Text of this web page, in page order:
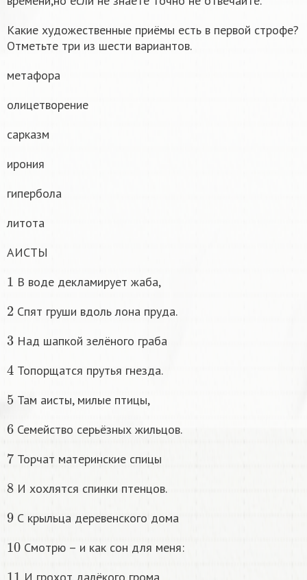
Какие художественные приёмы есть в первой строфе?
Отметьте три из шести вариантов.
метафора
олицетворение
сарказм
ирония
гипербола
литота
АИСТЫ
1
В воде декламирует жаба,
2
Спят груши вдоль лона пруда.
3
Над шапкой зелёного граба
4
Топорщатся прутья гнезда.
5
Там аисты, милые птицы,
6
Семейство серьёзных жильцов.
7
Торчат материнские спицы
8
И хохлятся спинки птенцов.
9
С крыльца деревенского дома
10
Смотрю – и как сон для меня:
11
И грохот далёкого грома,